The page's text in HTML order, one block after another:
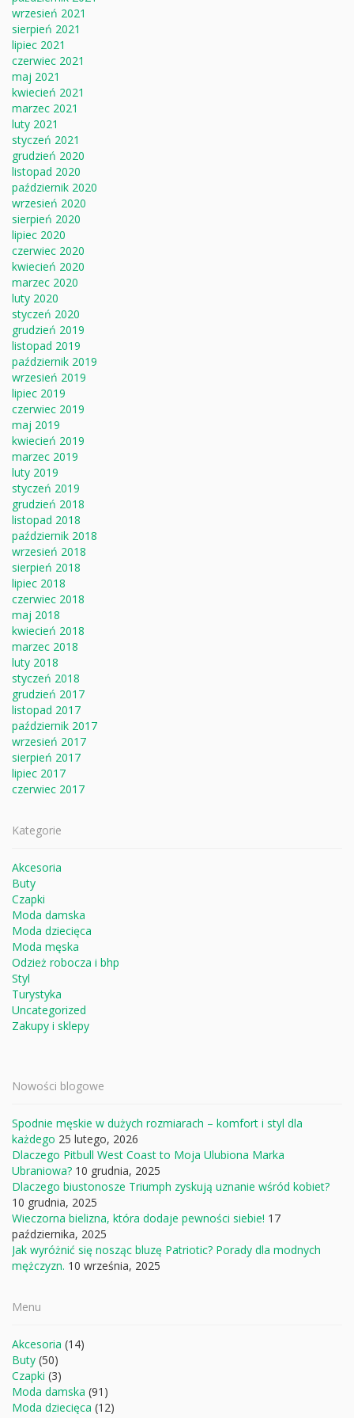
wrzesień 2021
sierpień 2021
lipiec 2021
czerwiec 2021
maj 2021
kwiecień 2021
marzec 2021
luty 2021
styczeń 2021
grudzień 2020
listopad 2020
październik 2020
wrzesień 2020
sierpień 2020
lipiec 2020
czerwiec 2020
kwiecień 2020
marzec 2020
luty 2020
styczeń 2020
grudzień 2019
listopad 2019
październik 2019
wrzesień 2019
lipiec 2019
czerwiec 2019
maj 2019
kwiecień 2019
marzec 2019
luty 2019
styczeń 2019
grudzień 2018
listopad 2018
październik 2018
wrzesień 2018
sierpień 2018
lipiec 2018
czerwiec 2018
maj 2018
kwiecień 2018
marzec 2018
luty 2018
styczeń 2018
grudzień 2017
listopad 2017
październik 2017
wrzesień 2017
sierpień 2017
lipiec 2017
czerwiec 2017
Kategorie
Akcesoria
Buty
Czapki
Moda damska
Moda dziecięca
Moda męska
Odzież robocza i bhp
Styl
Turystyka
Uncategorized
Zakupy i sklepy
Nowości blogowe
Spodnie męskie w dużych rozmiarach – komfort i styl dla
każdego 25 lutego, 2026
Dlaczego Pitbull West Coast to Moja Ulubiona Marka
Ubraniowa? 10 grudnia, 2025
Dlaczego biustonosze Triumph zyskują uznanie wśród kobiet?
10 grudnia, 2025
Wieczorna bielizna, która dodaje pewności siebie! 17
października, 2025
Jak wyróżnić się nosząc bluzę Patriotic? Porady dla modnych
mężczyzn. 10 września, 2025
Menu
Akcesoria (14)
Buty (50)
Czapki (3)
Moda damska (91)
Moda dziecięca (12)